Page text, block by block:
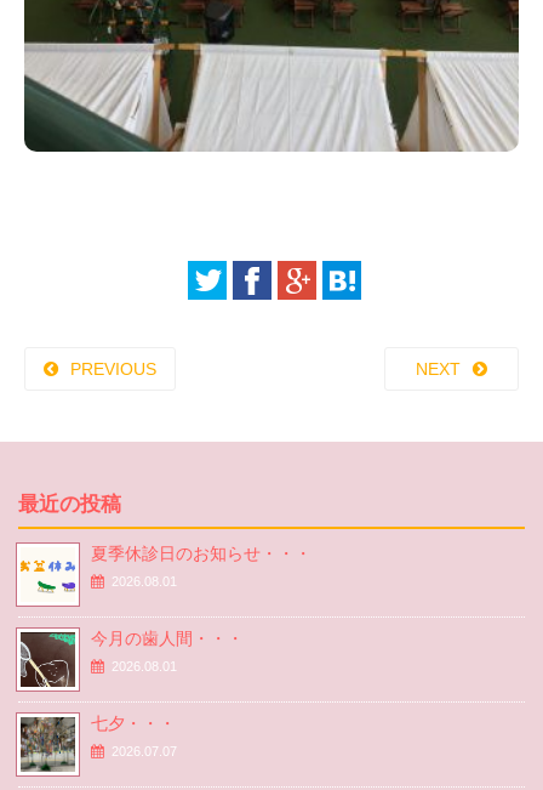
PREVIOUS NEXT
最近の投稿
夏季休診日のお知らせ・・・
2026.08.01
今月の歯人間・・・
2026.08.01
七夕・・・
2026.07.07